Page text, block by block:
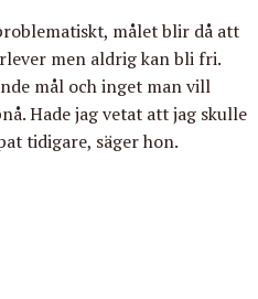
målet blir då att
men aldrig kan bli fri.
mål och inget man vill
Hade jag vetat att jag skulle
tidigare, säger hon.